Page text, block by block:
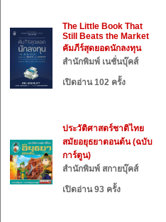
The Little Book That
Still Beats the Market
คัมภีร์สุดยอดนักลงทุน
สำนักพิมพ์ เนชั่นบุ๊คส์
เปิดอ่าน 102 ครั้ง
ประวัติศาสตร์ชาติไทย
สมัยอยุธยาตอนต้น (ฉบับ
การ์ตูน)
สำนักพิมพ์ สกายบุ๊คส์
เปิดอ่าน 93 ครั้ง